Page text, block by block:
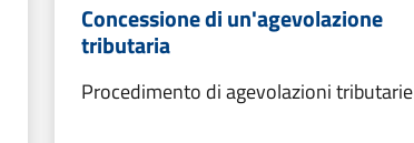
Concessione di un'agevolazione
tributaria
Procedimento di agevolazioni tributarie